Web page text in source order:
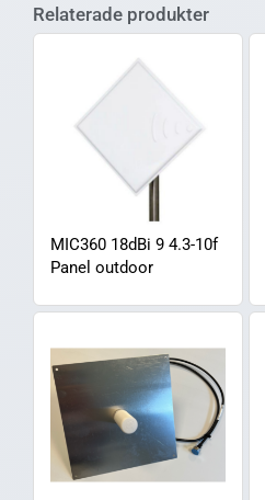
Relaterade produkter
MIC360 18dBi 9 4.3-10f
Panel outdoor